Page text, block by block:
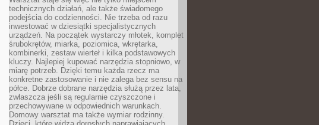
technicznych działań, ale także świadomego
podejścia do codzienności. Nie trzeba od razu
inwestować w dziesiątki specjalistycznych
urządzeń. Na początek wystarczy młotek, komplet
śrubokrętów, miarka, poziomica, wkrętarka,
kombinerki, zestaw wierteł i kilka podstawowych
kluczy. Najlepiej kupować narzędzia stopniowo, w
miarę potrzeb. Dzięki temu każda rzecz ma
konkretne zastosowanie i nie zalega bez sensu na
półce. Dobrze dobrane narzędzia służą przez lata,
zwłaszcza jeśli są regularnie czyszczone i
przechowywane w odpowiednich warunkach.
Domowy warsztat ma także wymiar rodzinny.